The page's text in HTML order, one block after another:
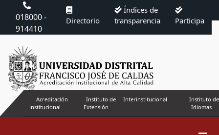
018000 -
914410
Directorio
Índices de
transparencia
Participa
Acreditación
institucional
Instituto de
Extensión
Interinstitucional
Instituto de
Idiomas